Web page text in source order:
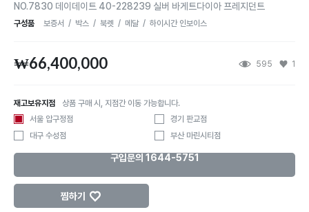
NO.7830 데이데이트 40-228239 실버 바게트다이아 프레지던트
구성품 보증서 / 박스 / 북렛 / 메달 / 하이시간 인보이스
₩66,400,000 595 1
재고보유지점
상품 구매 시, 지점간 이동 가능합니다.
서울 압구정점
경기 판교점
대구 수성점
부산 마린시티점
구입문의 1644-5751
찜하기 ♡